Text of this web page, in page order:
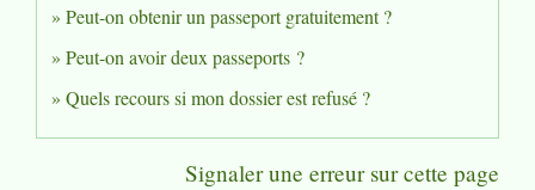
Peut-on obtenir un passeport gratuitement ?
Peut-on avoir deux passeports ?
Quels recours si mon dossier est refusé ?
Signaler une erreur sur cette page